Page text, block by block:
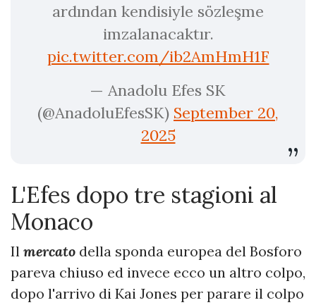
ardından kendisiyle sözleşme
imzalanacaktır.
pic.twitter.com/ib2AmHmH1F
— Anadolu Efes SK
(@AnadoluEfesSK) September 20,
2025
L'Efes dopo tre stagioni al
Monaco
Il mercato della sponda europea del Bosforo
pareva chiuso ed invece ecco un altro colpo,
dopo l'arrivo di Kai Jones per parare il colpo